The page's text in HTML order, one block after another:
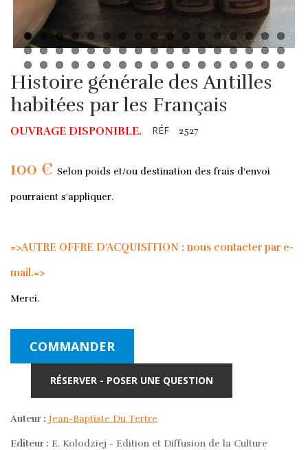
Histoire générale des Antilles
habitées par les Français
OUVRAGE DISPONIBLE. RÉF 2527
100 € Selon poids et/ou destination des frais d'envoi
pourraient s'appliquer.
=>AUTRE OFFRE D'ACQUISITION : nous contacter par e-
mail.=>
Merci.
COMMANDER
RÉSERVER - POSER UNE QUESTION
Auteur : Jean-Baptiste Du Tertre
Editeur : E. Kolodziej - Edition et Diffusion de la Culture